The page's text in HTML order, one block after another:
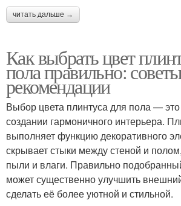
читать дальше →
Как выбрать цвет
пола правильно:
рекомендации
Выбор цвета плинтуса для пола —
создании гармоничного интерьера.
выполняет функцию декоративного
скрывает стыки между стеной и
пыли и влаги. Правильно
может существенно улучшить
сделать её более уютной и стильной.